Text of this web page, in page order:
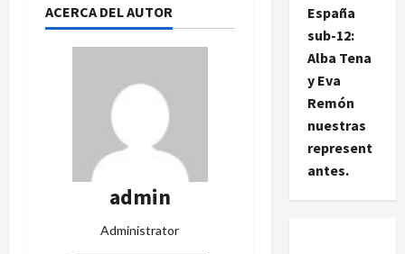
ACERCA DEL AUTOR
admin
Administrator
España
sub-12:
Alba Tena
y Eva
Remón
nuestras
represent
antes.